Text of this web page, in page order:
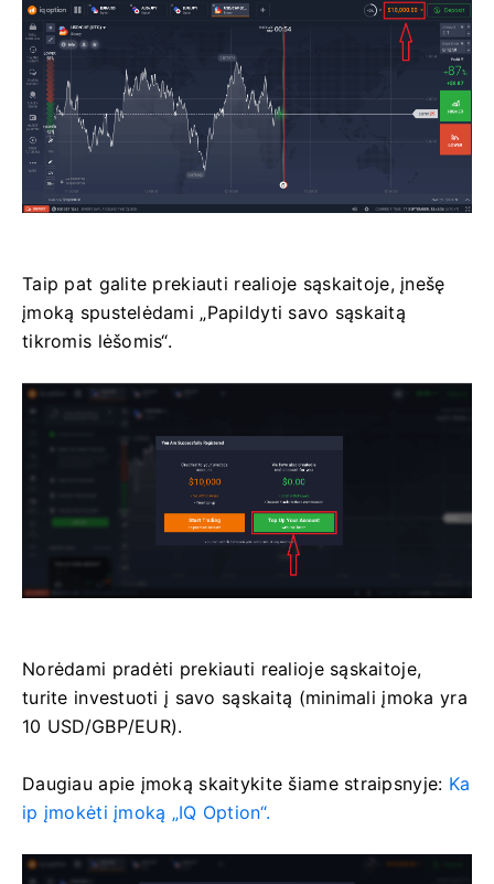
Taip pat galite prekiauti realioje sąskaitoje, įnešę
įmoką spustelėdami „Papildyti savo sąskaitą
tikromis lėšomis“.
Norėdami pradėti prekiauti realioje sąskaitoje,
turite investuoti į savo sąskaitą (minimali įmoka yra
10 USD/GBP/EUR).
Daugiau apie įmoką skaitykite šiame straipsnyje: Ka
ip įmokėti įmoką „IQ Option“.